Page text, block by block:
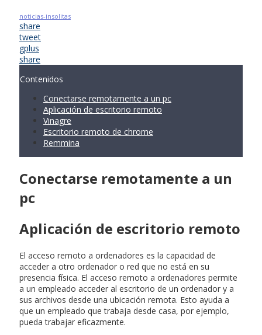
noticias-insolitas
share
tweet
gplus
share
Contenidos
Conectarse remotamente a un pc
Aplicación de escritorio remoto
Vinagre
Escritorio remoto de chrome
Remmina
Conectarse remotamente a un
pc
Aplicación de escritorio remoto
El acceso remoto a ordenadores es la capacidad de
acceder a otro ordenador o red que no está en su
presencia física. El acceso remoto a ordenadores permite
a un empleado acceder al escritorio de un ordenador y a
sus archivos desde una ubicación remota. Esto ayuda a
que un empleado que trabaja desde casa, por ejemplo,
pueda trabajar eficazmente.